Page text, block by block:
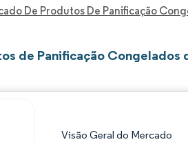
De Produtos De Panificação
de Panificação
Visão Geral do Mercado